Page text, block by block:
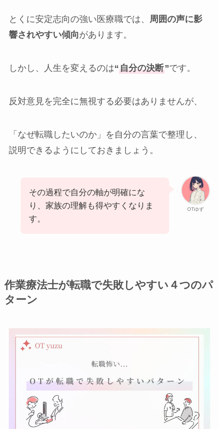
とくに安定志向の強い医療職では、 周囲の声に影
響されやすい傾向があります。
しかし、人生を変えるのは“自分の決断”です。
反対意見を完全に無視する必要はありませんが、
「なぜ転職したいのか」を自分の言葉で整理し、
説明できるようにしておきましょう。
OTゆず
その過程で自分の軸が明確にな
り、家族の理解も得やすくなりま
す。
作業療法士が転職で失敗しやすい４つのパ
ターン